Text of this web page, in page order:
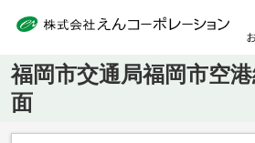
福岡市交通局福岡市空
面